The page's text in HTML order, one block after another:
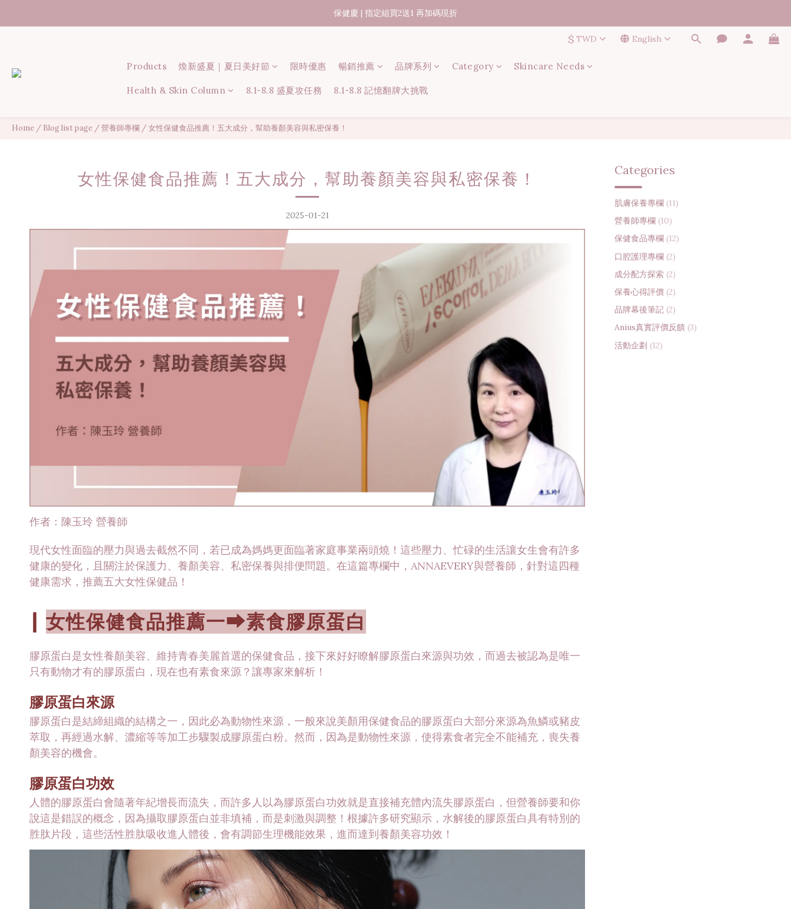
07/31-08/08 煥新盛夏 | 夏日美好節
出貨時間15-45個工作天
$ TWD English
Products 煥新盛夏｜夏日美好節 限時優惠 暢銷推薦 品牌系列 Category Skincare Needs
Health & Skin Column 8.1-8.8 盛夏攻任務 8.1-8.8 記憶翻牌大挑戰
Home / Blog list page /營養師專欄 /女性保健食品推薦！五大成分，幫助養顏美容與私密保養！
女性保健食品推薦！五大成分，幫助養顏美容與私密保養！
2025-01-21
作者：陳玉玲 營養師
現代女性面臨的壓力與過去截然不同，若已成為媽媽更面臨著家庭事業兩頭燒！這些壓力、忙碌的生活讓女生會有許多
健康的變化，且關注於保護力、養顏美容、私密保養與排便問題。在這篇專欄中，ANNAEVERY與營養師，針對這四種
健康需求，推薦五大女性保健品！
女性保健食品推薦一⮕素食膠原蛋白
膠原蛋白是女性養顏美容、維持青春美麗首選的保健食品，接下來好好瞭解膠原蛋白來源與功效，而過去被認為是唯一
只有動物才有的膠原蛋白，現在也有素食來源？讓專家來解析！
膠原蛋白來源
膠原蛋白是結締組織的結構之一，因此必為動物性來源，一般來說美顏用保健食品的膠原蛋白大部分來源為魚鱗或豬皮
萃取，再經過水解、濃縮等等加工步驟製成膠原蛋白粉。然而，因為是動物性來源，使得素食者完全不能補充，喪失養
顏美容的機會。
膠原蛋白功效
人體的膠原蛋白會隨著年紀增長而流失，而許多人以為膠原蛋白功效就是直接補充體內流失膠原蛋白，但營養師要和你
說這是錯誤的概念，因為攝取膠原蛋白並非填補，而是刺激與調整！根據許多研究顯示，水解後的膠原蛋白具有特別的
胜肽片段，這些活性胜肽吸收進人體後，會有調節生理機能效果，進而達到養顏美容功效！
Categories
肌膚保養專欄 (11)
營養師專欄 (10)
保健食品專欄 (12)
口腔護理專欄 (2)
成分配方探索 (2)
保養心得評價 (2)
品牌幕後筆記 (2)
Anius真實評價反饋 (3)
活動企劃 (12)